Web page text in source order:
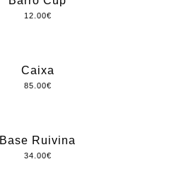
12.00€
Caixa
85.00€
Base Ruivina
34.00€